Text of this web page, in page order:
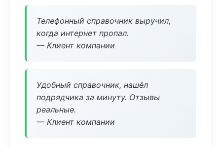
Телефонный справочник выручил,
когда интернет пропал.
— Клиент компании
Удобный справочник, нашёл
подрядчика за минуту. Отзывы
реальные.
— Клиент компании